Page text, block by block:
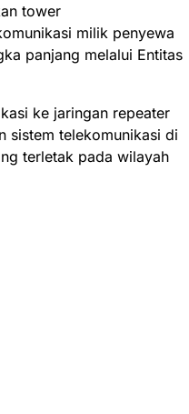
tower
milik penyewa
panjang melalui Entitas
ke jaringan repeater
sistem telekomunikasi di
terletak pada wilayah